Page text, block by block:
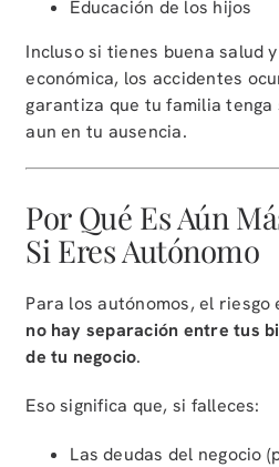
Educación de los hijos
Incluso si tienes buena salud
económica, los accidentes
garantiza que tu familia
aun en tu ausencia.
Por Qué Es Aún
Si Eres Autónomo
Para los autónomos, el riesgo
no hay separación entre tus
de tu negocio.
Eso significa que, si falleces:
Las deudas del negocio